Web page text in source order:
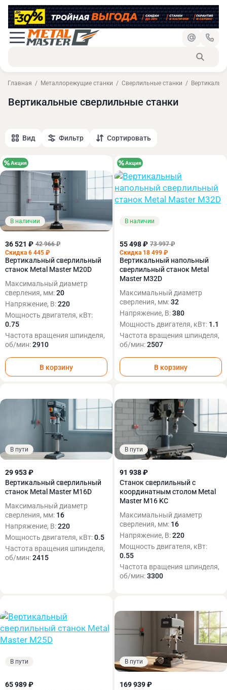
Главная Металлорежущие станки Сверлильные станки
Вертикальные сверлильные станки
Вид Фильтр Сортировать
В наличии
36 521 ₽ 42 966 ₽
Скидка 6 445 ₽
Вертикальный сверлильный
станок Metal Master M20D
Максимальный диаметр
сверления, мм:20
Напряжение, В:220
Мощность двигателя, кВт:
0.75
Частота вращения шпинделя,
об/мин:2910
В корзину
В наличии
55 498 ₽ 73 997 ₽
Скидка 18 499 ₽
Вертикальный напольный
сверлильный станок Metal
Master M32D
Максимальный диаметр
сверления, мм:32
Напряжение, В:380
Мощность двигателя, кВт: 1.1
Частота вращения шпинделя,
об/мин:2507
В корзину
В пути
29 953 ₽
Вертикальный сверлильный
станок Metal Master M16D
Максимальный диаметр
сверления, мм: 16
Напряжение, В:220
Мощность двигателя, кВт:0.5
Частота вращения шпинделя,
об/мин:2415
В пути
91 938 ₽
Станок сверлильный с
координатным столом Metal
Master M16 KC
Максимальный диаметр
сверления, мм: 16
Напряжение, В:220
Мощность двигателя, кВт:
0.55
Частота вращения шпинделя,
об/мин:3300
В пути
65 989 ₽
В пути
169 939 ₽